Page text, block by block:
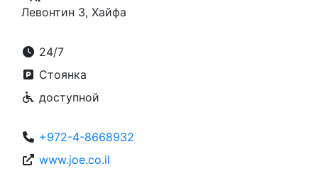
Левонтин 3, Хайфа
24/7
Стоянка
доступной
+972-4-8668932
www.joe.co.il